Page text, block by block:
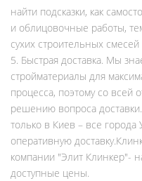
найти подсказки, как
и облицовочные работы,
сухих строительных смесей
5. Быстрая доставка. Мы
стройматериалы для
процесса, поэтому со всей
решению вопроса
только в Киев – все города
оперативную
компании "Элит Клинкер"-
доступные цены.